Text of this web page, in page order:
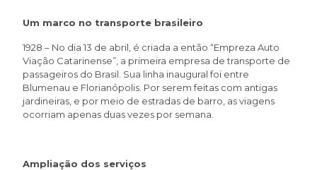
Um marco no transporte brasileiro
1928 – No dia 13 de abril, é criada a então “Empreza Auto
Viação Catarinense”, a primeira empresa de transporte de
passageiros do Brasil. Sua linha inaugural foi entre
Blumenau e Florianópolis. Por serem feitas com antigas
jardineiras, e por meio de estradas de barro, as viagens
ocorriam apenas duas vezes por semana.
Ampliação dos serviços